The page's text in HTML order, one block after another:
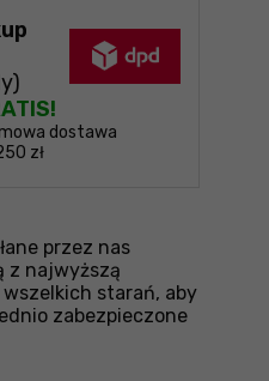
dostawa
zł
przez nas
z najwyższą
wszelkich starań, aby
zabezpieczone